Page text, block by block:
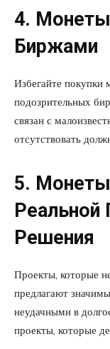
4.
Биржами
Избегайте покупки
подозрительных
связан с
отсутствовать
5.
Решения
Проекты, которые
предлагают
неудачными в
проекты, которые